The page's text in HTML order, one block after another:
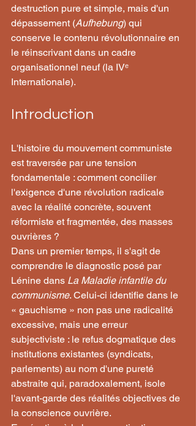
destruction pure et simple, mais d'un
dépassement (Aufhebung) qui
conserve le contenu révolutionnaire en
le réinscrivant dans un cadre
organisationnel neuf (la IVᵉ
Internationale).
Introduction
L'histoire du mouvement communiste
est traversée par une tension
fondamentale : comment concilier
l'exigence d'une révolution radicale
avec la réalité concrète, souvent
réformiste et fragmentée, des masses
ouvrières ?
Dans un premier temps, il s'agit de
comprendre le diagnostic posé par
Lénine dans La Maladie infantile du
communisme. Celui-ci identifie dans le
« gauchisme » non pas une radicalité
excessive, mais une erreur
subjectiviste : le refus dogmatique des
institutions existantes (syndicats,
parlements) au nom d'une pureté
abstraite qui, paradoxalement, isole
l'avant-garde des réalités objectives de
la conscience ouvrière.